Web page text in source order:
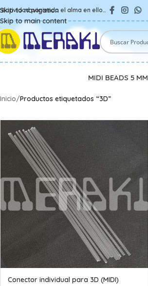
Skip to navigation
Skip to main content
poniendo el alma en ello…
MIDI BEADS 5 MM
Inicio/Productos etiquetados “3D”
Conector individual para 3D (MIDI)